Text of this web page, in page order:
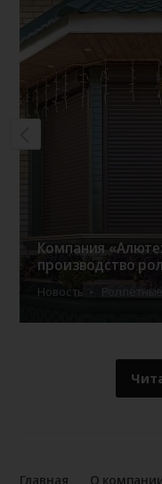
Компания
производство
Новость
Главная О